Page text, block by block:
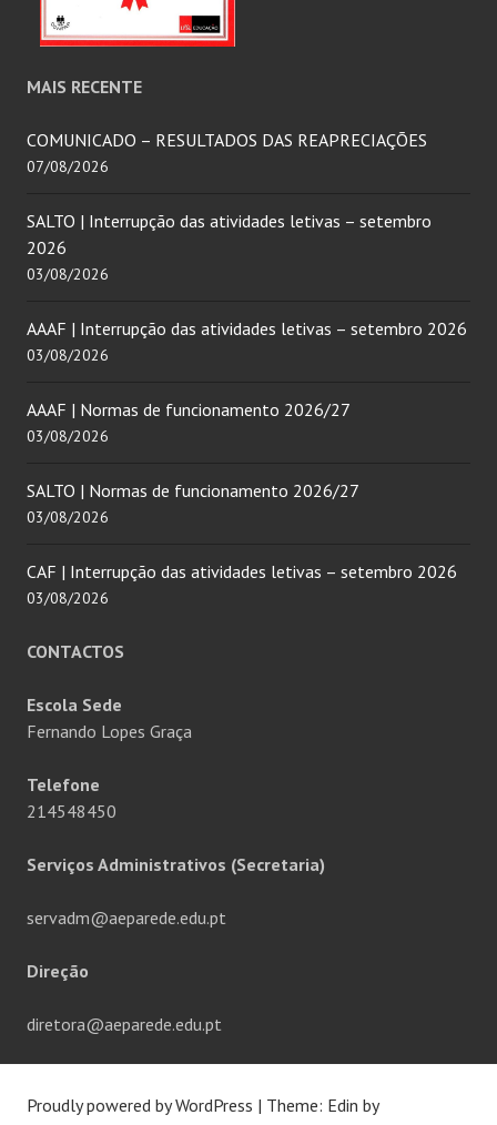
MAIS RECENTE
COMUNICADO – RESULTADOS DAS REAPRECIAÇÕES
07/08/2026
SALTO | Interrupção das atividades letivas – setembro
2026
03/08/2026
AAAF | Interrupção das atividades letivas – setembro 2026
03/08/2026
AAAF | Normas de funcionamento 2026/27
03/08/2026
SALTO | Normas de funcionamento 2026/27
03/08/2026
CAF | Interrupção das atividades letivas – setembro 2026
03/08/2026
CONTACTOS
Escola Sede
Fernando Lopes Graça
Telefone
214548450
Serviços Administrativos (Secretaria)
servadm@aeparede.edu.pt
Direção
diretora@aeparede.edu.pt
Proudly powered by WordPress | Theme: Edin by